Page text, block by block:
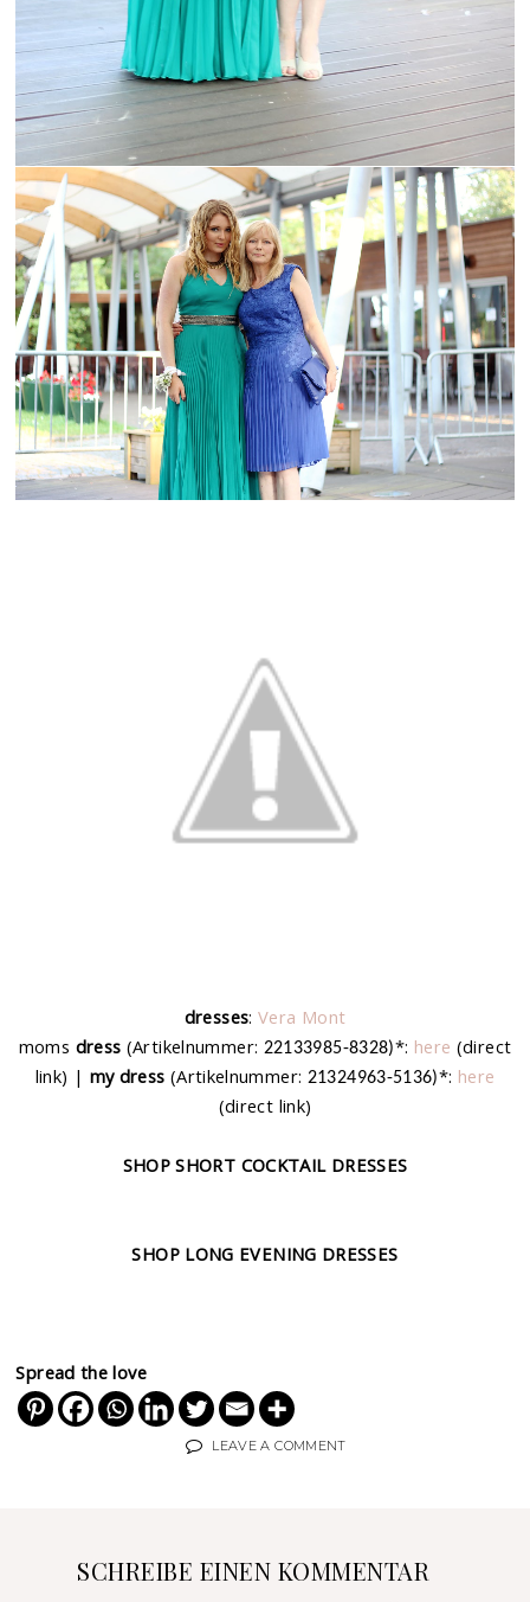
dresses: Vera Mont
moms dress (Artikelnummer: 22133985-8328)*: here (direct
link) | my dress (Artikelnummer: 21324963-5136)*: here
(direct link)
SHOP SHORT COCKTAIL DRESSES
SHOP LONG EVENING DRESSES
Spread the love
LEAVE A COMMENT
SCHREIBE EINEN KOMMENTAR